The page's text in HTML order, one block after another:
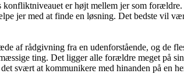
er højt mellem jer som
jer med at finde en løsning. Det bedste vil
af rådgivning fra en udenforstående, og de
ting. Det ligger alle forældre meget på
svært at kommunikere med hinanden på en